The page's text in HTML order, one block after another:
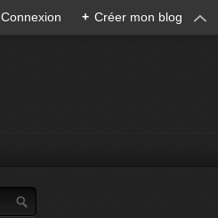
Connexion + Créer mon blog